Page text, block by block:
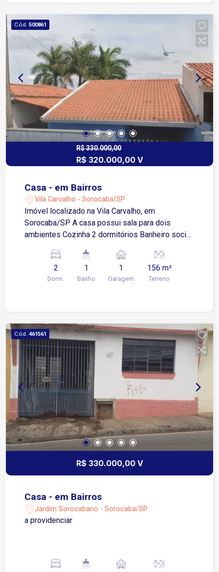
família com conforto e praticidade. Não perca
essa oportunidade! Agende uma visita e conheça
o seu novo lar.
Cód. 500861
R$ 330.000,00
R$ 320.000,00 V
Casa - em Bairros
Vila Carvalho - Sorocaba/SP
Imóvel localizado na Vila Carvalho, em
Sorocaba/SP A casa possui sala para dois
ambientes Cozinha 2 dormitórios Banheiro social
Edícula Porão 1 vaga de garagem descoberta O
bairro fica próximo a diversas opções de
comércio e serviços, como supermercados,
2
Dorm.
1
Banho
1
Garagem
156 m²
Terreno
Cód. 461561
R$ 330.000,00 V
Casa - em Bairros
Jardim Sorocabano - Sorocaba/SP
a providenciar